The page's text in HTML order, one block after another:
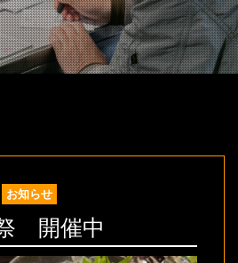
お知らせ
開催中